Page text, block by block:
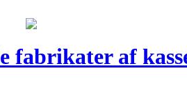
fabrikater af